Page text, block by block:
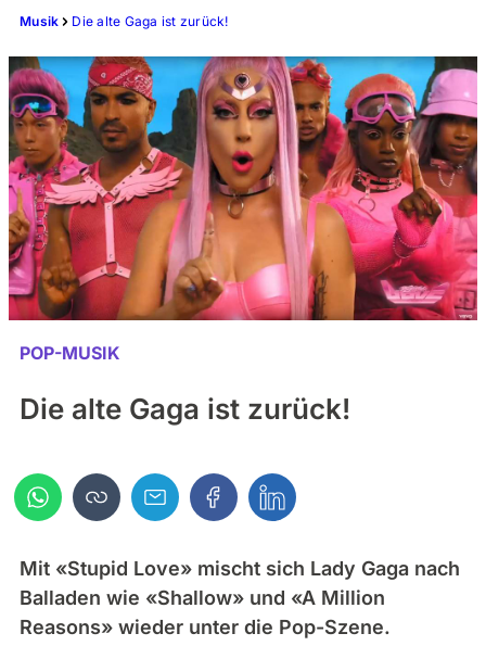
Musik Die alte Gaga ist zurück!
POP-MUSIK
Die alte Gaga ist zurück!
Mit «Stupid Love» mischt sich Lady Gaga nach
Balladen wie «Shallow» und «A Million
Reasons» wieder unter die Pop-Szene.